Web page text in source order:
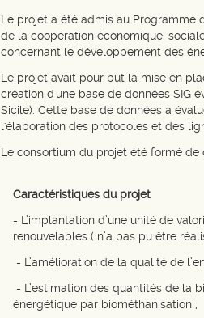
Le projet a été admis au Programme
de la coopération économique,
concernant le développement des
Le projet avait pour but la mise en
création d'une base de données SIG
Sicile). Cette base de données a
l'élaboration des protocoles et des
Le consortium du projet été formé de
Caractéristiques du projet
- L’implantation d’une unité de
renouvelables ( n’a pas pu être
- L’amélioration de la qualité de
- L’estimation des quantités de la
énergétique par biométhanisation ;